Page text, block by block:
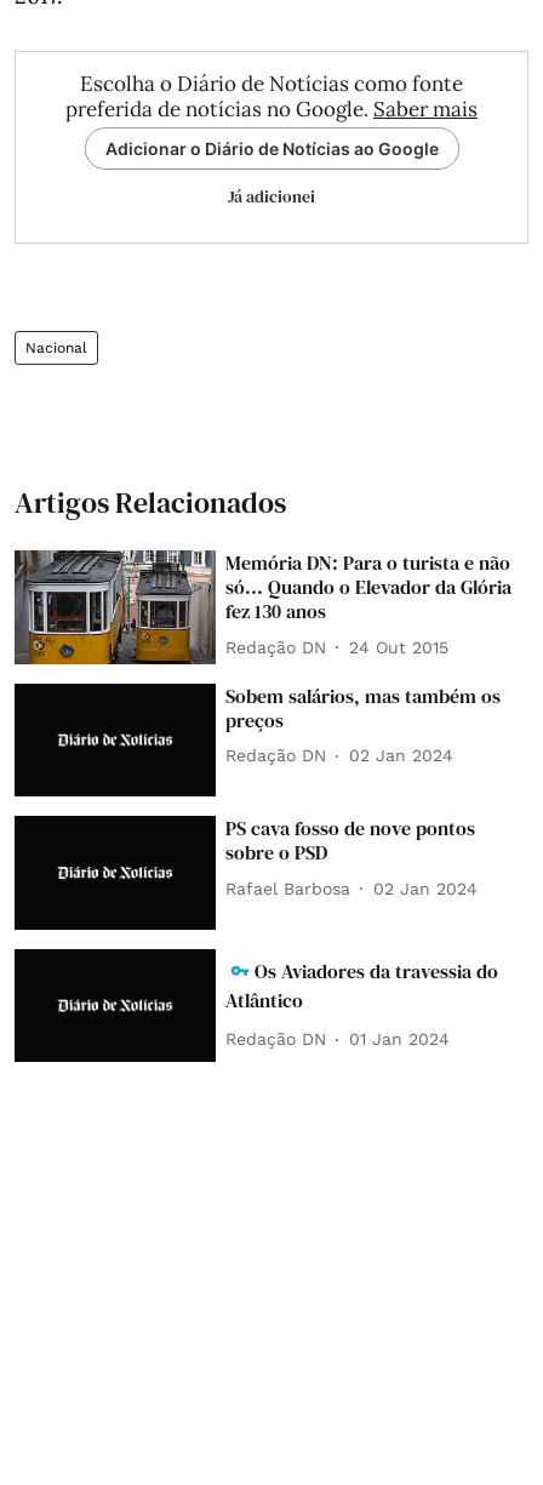
Escolha o Diário de Notícias como fonte
preferida de notícias no Google. Saber mais
Adicionar o Diário de Notícias ao Google
Já adicionei
Nacional
Artigos Relacionados
Memória DN: Para o turista e não
só... Quando o Elevador da Glória
fez 130 anos
Redação DN 24 Out 2015
Sobem salários, mas também os
preços
Redação DN 02 Jan 2024
PS cava fosso de nove pontos
sobre o PSD
Rafael Barbosa 02 Jan 2024
Os Aviadores da travessia do
Atlântico
Redação DN 01 Jan 2024